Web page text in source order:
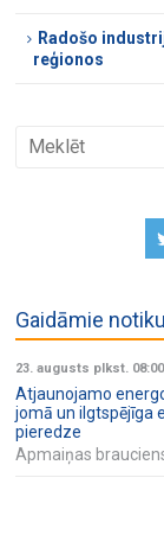
Radošo
reģionos
Gaidāmie
23. augusts plkst. 08:00
Atjaunojamo
jomā un ilgtspējīga
pieredze
Apmaiņas